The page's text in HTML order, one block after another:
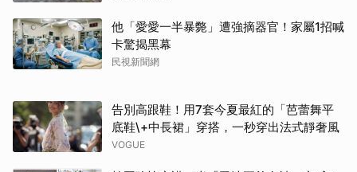
他「愛愛一半暴斃」遭強摘器官！家屬1招喊
卡驚揭黑幕
民視新聞網
告別高跟鞋！用7套今夏最紅的「芭蕾舞平
底鞋\+中長裙」穿搭，一秒穿出法式靜奢風
VOGUE